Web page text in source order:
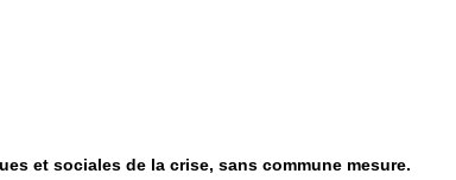
et sociales de la crise, sans commune mesure.